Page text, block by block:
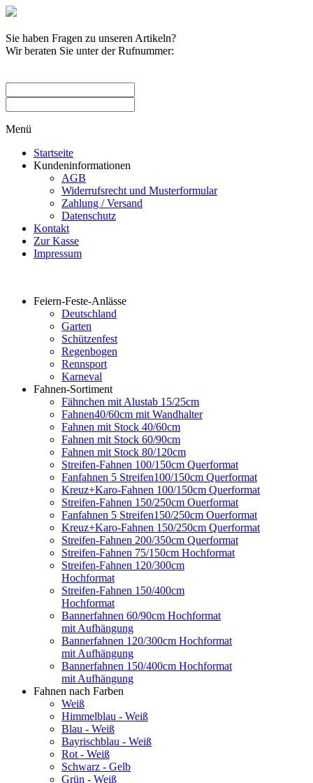
Sie haben Fragen zu unseren Artikeln?
Wir beraten Sie unter der Rufnummer:
Menü
Startseite
Kundeninformationen
AGB
Widerrufsrecht und Musterformular
Zahlung / Versand
Datenschutz
Kontakt
Zur Kasse
Impressum
Feiern-Feste-Anlässe
Deutschland
Garten
Schützenfest
Regenbogen
Rennsport
Karneval
Fahnen-Sortiment
Fähnchen mit Alustab 15/25cm
Fahnen40/60cm mit Wandhalter
Fahnen mit Stock 40/60cm
Fahnen mit Stock 60/90cm
Fahnen mit Stock 80/120cm
Streifen-Fahnen 100/150cm Querformat
Fanfahnen 5 Streifen100/150cm Querformat
Kreuz+Karo-Fahnen 100/150cm Querformat
Streifen-Fahnen 150/250cm Ouerformat
Fanfahnen 5 Streifen150/250cm Ouerformat
Kreuz+Karo-Fahnen 150/250cm Querformat
Streifen-Fahnen 200/350cm Querformat
Streifen-Fahnen 75/150cm Hochformat
Streifen-Fahnen 120/300cm
Hochformat
Streifen-Fahnen 150/400cm
Hochformat
Bannerfahnen 60/90cm Hochformat
mit Aufhängung
Bannerfahnen 120/300cm Hochformat
mit Aufhängung
Bannerfahnen 150/400cm Hochformat
mit Aufhängung
Fahnen nach Farben
Weiß
Himmelblau - Weiß
Blau - Weiß
Bayrischblau - Weiß
Rot - Weiß
Schwarz - Gelb
Grün - Weiß